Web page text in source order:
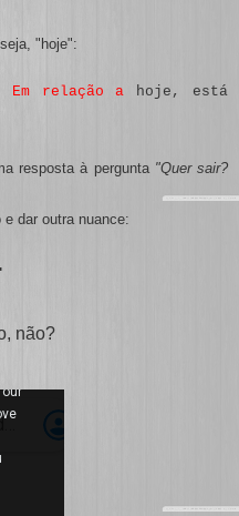
seja, "hoje":
Em relação a hoje, está
resposta à pergunta "Quer sair?
dar outra nuance:
não?